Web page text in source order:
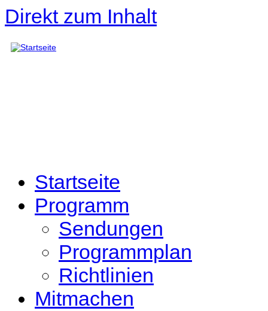
Direkt zum Inhalt
Startseite
Programm
Sendungen
Programmplan
Richtlinien
Mitmachen